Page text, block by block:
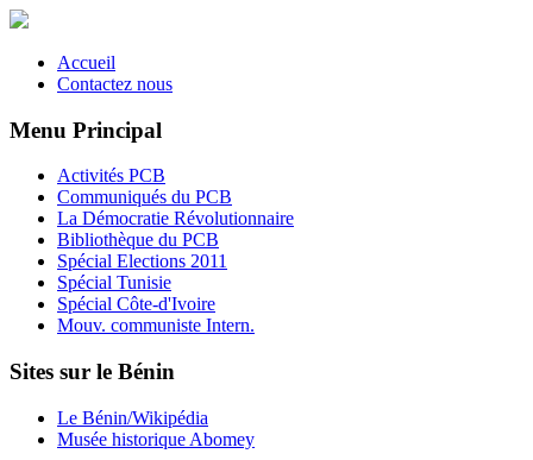
Accueil
Contactez nous
Menu Principal
Activités PCB
Communiqués du PCB
La Démocratie Révolutionnaire
Bibliothèque du PCB
Spécial Elections 2011
Spécial Tunisie
Spécial Côte-d'Ivoire
Mouv. communiste Intern.
Sites sur le Bénin
Le Bénin/Wikipédia
Musée historique Abomey